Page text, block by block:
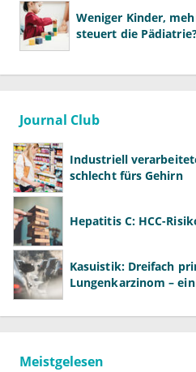
Weniger Kinder,
steuert die
Journal Club
Industriell
schlecht fürs Gehirn
Hepatitis C: HCC-
Kasuistik: Dreifach
Lungenkarzinom –
Meistgelesen